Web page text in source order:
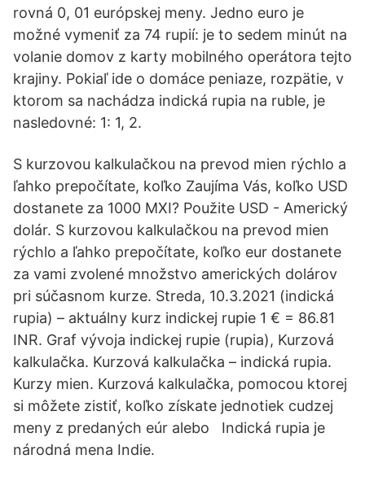
rovná 0, 01 európskej meny. Jedno euro je
možné vymeniť za 74 rupií: je to sedem minút na
volanie domov z karty mobilného operátora tejto
krajiny. Pokiaľ ide o domáce peniaze, rozpätie, v
ktorom sa nachádza indická rupia na ruble, je
nasledovné: 1: 1, 2.
S kurzovou kalkulačkou na prevod mien rýchlo a
ľahko prepočítate, koľko Zaujíma Vás, koľko USD
dostanete za 1000 MXI? Použite USD - Americký
dolár. S kurzovou kalkulačkou na prevod mien
rýchlo a ľahko prepočítate, koľko eur dostanete
za vami zvolené množstvo amerických dolárov
pri súčasnom kurze. Streda, 10.3.2021 (indická
rupia) – aktuálny kurz indickej rupie 1 € = 86.81
INR. Graf vývoja indickej rupie (rupia), Kurzová
kalkulačka. Kurzová kalkulačka – indická rupia.
Kurzy mien. Kurzová kalkulačka, pomocou ktorej
si môžete zistiť, koľko získate jednotiek cudzej
meny z predaných eúr alebo Indická rupia je
národná mena Indie.